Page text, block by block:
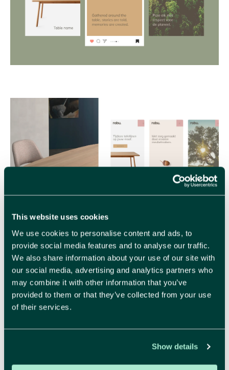
This website uses cookies
We use cookies to personalise content and ads, to
provide social media features and to analyse our traffic.
We also share information about your use of our site with
our social media, advertising and analytics partners who
may combine it with other information that you’ve
provided to them or that they’ve collected from your use
of their services.
Show details